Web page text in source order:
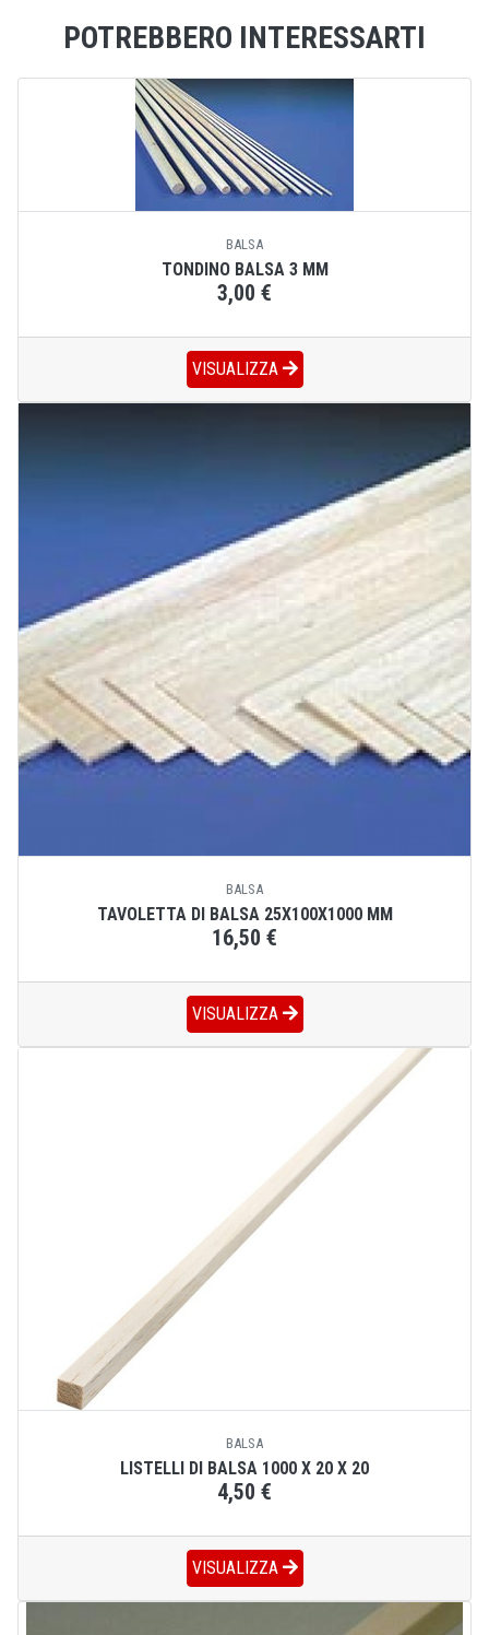
POTREBBERO INTERESSARTI
BALSA
TONDINO BALSA 3 MM
3,00 €
VISUALIZZA
BALSA
TAVOLETTA DI BALSA 25X100X1000 MM
16,50 €
VISUALIZZA
BALSA
LISTELLI DI BALSA 1000 X 20 X 20
4,50 €
VISUALIZZA